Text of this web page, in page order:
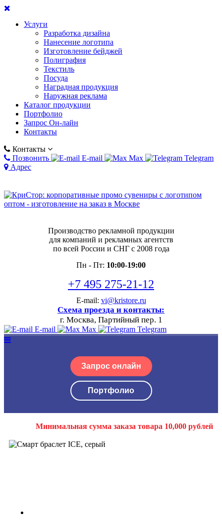
Услуги
Разработка дизайна
Нанесение логотипа
Изготовление бейджей
Полиграфия
Текстиль
Посуда
Наградная продукция
Наружная реклама
Каталог продукции
Портфолио
Запрос Он-лайн
Контакты
Контакты
Позвонить
E-mail Max
Telegram
Адрес
Производство рекламной продукции
для компаний и рекламных агентств
по всей России и СНГ с 2008 года
Пн - Пт: 10:00-19:00
+7 495 275-21-12
E-mail: vi@kristore.ru
Схема проезда и контакты:
г. Москва, Партийный пер. 1
E-mail Max Telegram
Запрос онлайн
Портфолио
Минимальная сумма заказа товара 10,000 рублей